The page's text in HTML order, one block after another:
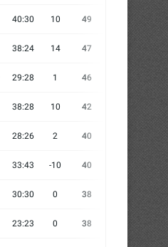
40:30 10 49
38:24 14 47 8
29:28 1 46
38:28 10 42
28:26 2 40 7
33:43 -10 40 13
30:30 0 38
23:23 0 38 11